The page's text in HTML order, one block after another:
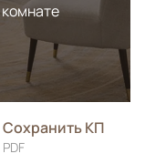
комнате
Сохранить КП
PDF